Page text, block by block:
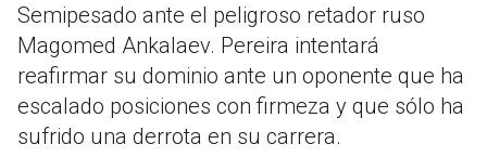
Semipesado ante el peligroso retador ruso
Magomed Ankalaev. Pereira intentará
reafirmar su dominio ante un oponente que ha
escalado posiciones con firmeza y que sólo ha
sufrido una derrota en su carrera.